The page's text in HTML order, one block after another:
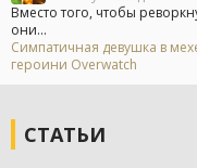
Вместо того, чтобы
они...
Симпатичная девушка в
героини Overwatch
СТАТЬИ